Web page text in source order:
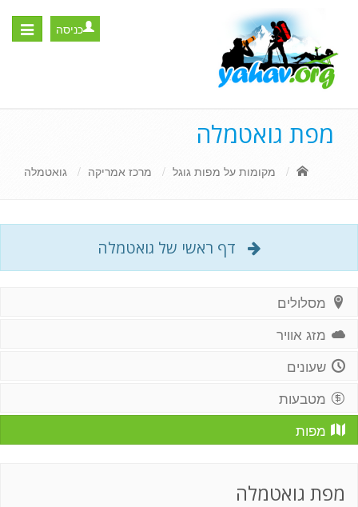
Toggle
כניסה
מפת גואטמלה
מקומות על מפות גוגל מרכז אמריקה גואטמלה
דף ראשי של גואטמלה
מסלולים
מזג אוויר
שעונים
מטבעות
מפות
מפת גואטמלה